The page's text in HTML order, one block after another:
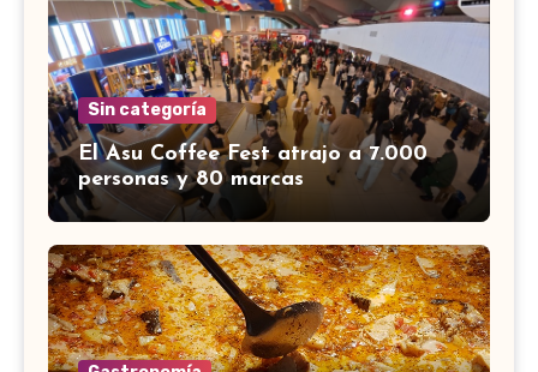
Sin categoría
El Asu Coffee Fest atrajo a 7.000
personas y 80 marcas